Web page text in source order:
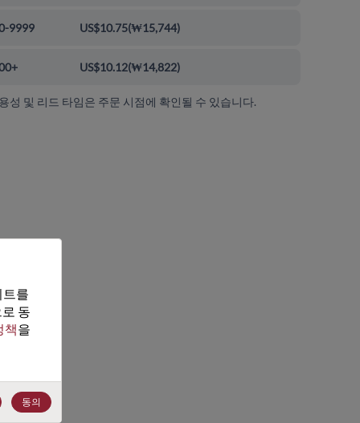
9999 US$10.75(₩15,744)
US$10.12(₩14,822)
성 및 리드 타임은 주문 시점에 확인될 수 있습니다.
트를
동
책을
동의